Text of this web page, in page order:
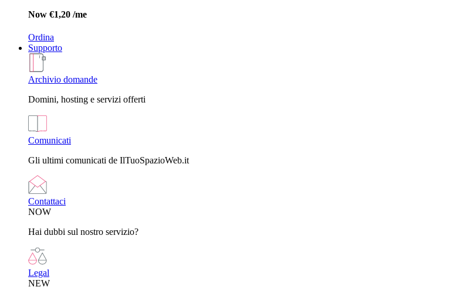
Now €1,20 /me
Ordina
Supporto
Archivio domande
Domini, hosting e servizi offerti
Comunicati
Gli ultimi comunicati de IlTuoSpazioWeb.it
Contattaci
NOW
Hai dubbi sul nostro servizio?
Legal
NEW